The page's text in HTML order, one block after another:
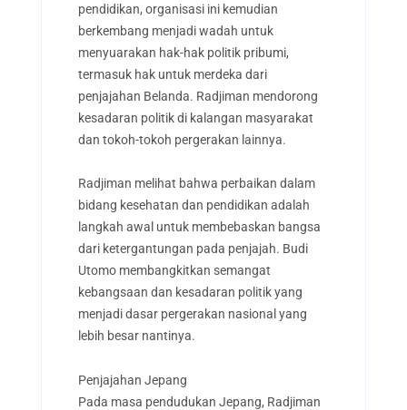
pendidikan, organisasi ini kemudian
berkembang menjadi wadah untuk
menyuarakan hak-hak politik pribumi,
termasuk hak untuk merdeka dari
penjajahan Belanda. Radjiman mendorong
kesadaran politik di kalangan masyarakat
dan tokoh-tokoh pergerakan lainnya.
Radjiman melihat bahwa perbaikan dalam
bidang kesehatan dan pendidikan adalah
langkah awal untuk membebaskan bangsa
dari ketergantungan pada penjajah. Budi
Utomo membangkitkan semangat
kebangsaan dan kesadaran politik yang
menjadi dasar pergerakan nasional yang
lebih besar nantinya.
Penjajahan Jepang
Pada masa pendudukan Jepang, Radjiman